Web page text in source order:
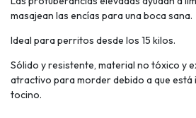
masajean las encías para una boca sana.
Ideal para perritos desde los 15 kilos.
Sólido y resistente, material no tóxico y
atractivo para morder debido a que
tocino.